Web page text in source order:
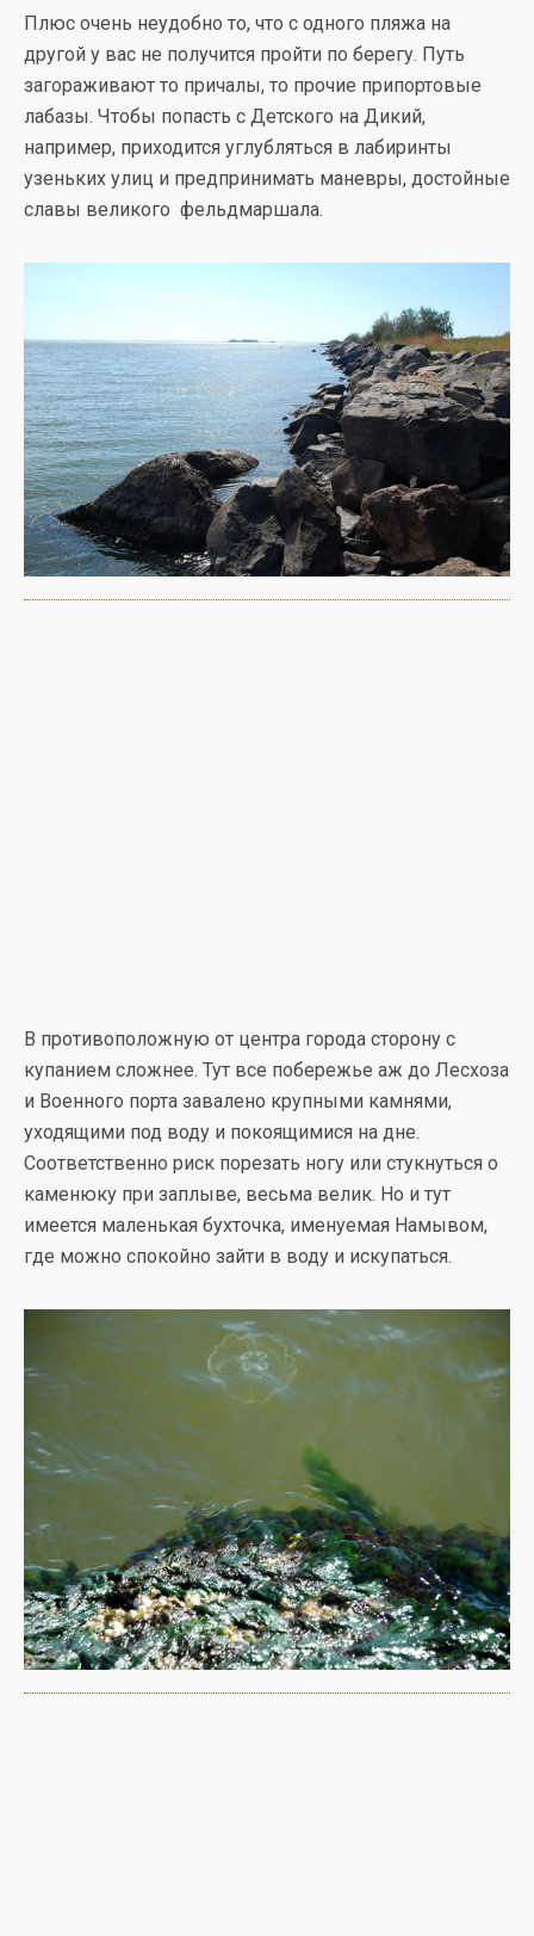
Плюс очень неудобно то, что с одного пляжа на
другой у вас не получится пройти по берегу. Путь
загораживают то причалы, то прочие припортовые
лабазы. Чтобы попасть с Детского на Дикий,
например, приходится углубляться в лабиринты
узеньких улиц и предпринимать маневры, достойные
славы великого фельдмаршала.
В противоположную от центра города сторону с
купанием сложнее. Тут все побережье аж до Лесхоза
и Военного порта завалено крупными камнями,
уходящими под воду и покоящимися на дне.
Соответственно риск порезать ногу или стукнуться о
каменюку при заплыве, весьма велик. Но и тут
имеется маленькая бухточка, именуемая Намывом,
где можно спокойно зайти в воду и искупаться.